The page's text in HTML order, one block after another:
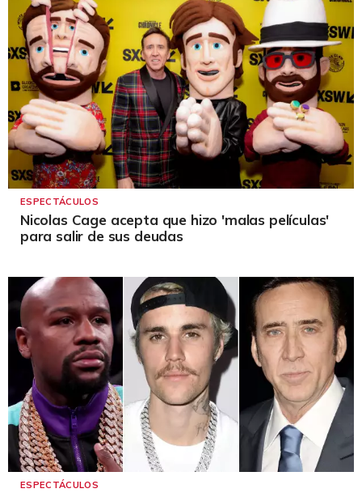
ESPECTÁCULOS
Nicolas Cage acepta que hizo 'malas películas'
para salir de sus deudas
ESPECTÁCULOS